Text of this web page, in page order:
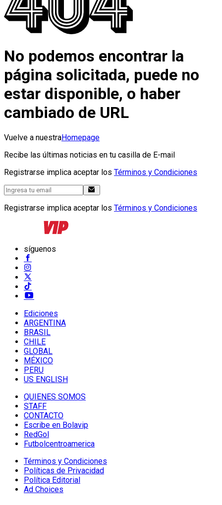
No podemos encontrar la
página solicitada, puede no
estar disponible, o haber
cambiado de URL
Vuelve a nuestraHomepage
Recibe las últimas noticias en tu casilla de E-mail
Registrarse implica aceptar los Términos y Condiciones
Registrarse implica aceptar los Términos y Condiciones
síguenos
Ediciones
ARGENTINA
BRASIL
CHILE
GLOBAL
MÉXICO
PERU
US ENGLISH
QUIENES SOMOS
STAFF
CONTACTO
Escribe en Bolavip
RedGol
Futbolcentroamerica
Términos y Condiciones
Políticas de Privacidad
Política Editorial
Ad Choices